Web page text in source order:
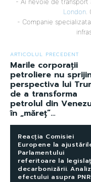
London
- Companie
ARTICOLUL PRECEDENT
Marile corporații
petroliere nu
perspectiva lui
de a transforma
petrolul din
în „măreț”…
Reacția Comisiei
Europene la
Parlamentului
referitoare la
decarbonizării.
efectului asupra